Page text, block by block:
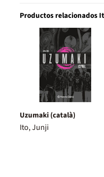
Productos relacionados
Uzumaki (català)
Ito, Junji